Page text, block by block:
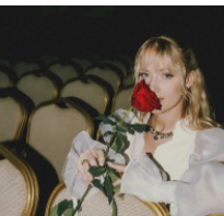
NAUJIENLAIŠKĮ
Prenumeruodami portalą,
Jūs sutinkate su
taisyklėmis